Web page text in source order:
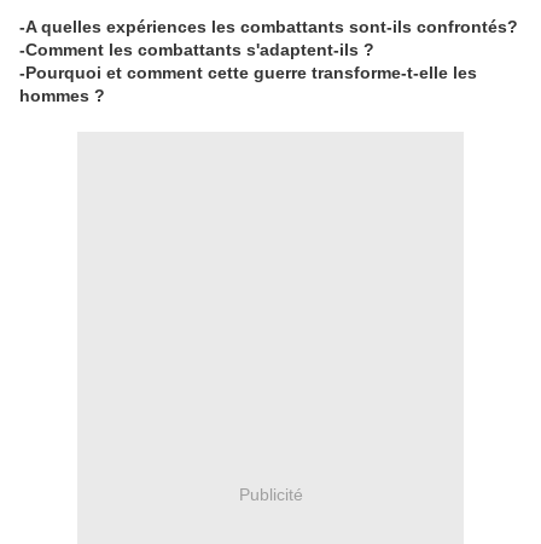
-A quelles expériences les combattants sont-ils confrontés?
-Comment les combattants s'adaptent-ils ?
-Pourquoi et comment cette guerre transforme-t-elle les
hommes ?
Publicité